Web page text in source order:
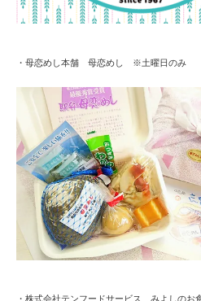
・母恋めし本舗 母恋めし ※土曜日のみ
・株式会社テンフードサービス みよしのお